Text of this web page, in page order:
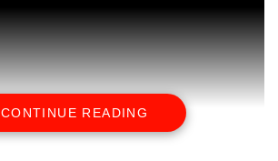
CONTINUE READING